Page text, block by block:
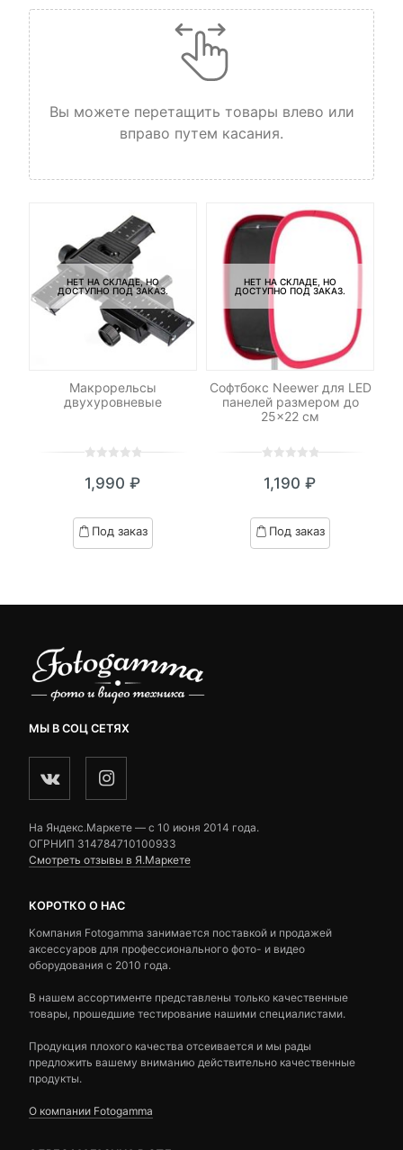
Вы можете перетащить товары влево или
вправо путем касания.
НЕТ НА СКЛАДЕ, НО
ДОСТУПНО ПОД ЗАКАЗ.
Макрорельсы
двухуровневые
out
based
on
1,990 ₽
Под заказ
НЕТ НА СКЛАДЕ, НО
ДОСТУПНО ПОД ЗАКАЗ.
Софтбокс Neewer для LED
панелей размером до
25×22 см
out
based
on
1,190 ₽
Под заказ
МЫ В СОЦ СЕТЯХ
На Яндекс.Маркете — c 10 июня 2014 года.
ОГРНИП 314784710100933
Смотреть отзывы в Я.Маркете
КОРОТКО О НАС
Компания Fotogamma занимается поставкой и продажей
аксессуаров для профессионального фото- и видео
оборудования с 2010 года.
В нашем ассортименте представлены только качественные
товары, прошедшие тестирование нашими специалистами.
Продукция плохого качества отсеивается и мы рады
предложить вашему вниманию действительно качественные
продукты.
О компании Fotogamma